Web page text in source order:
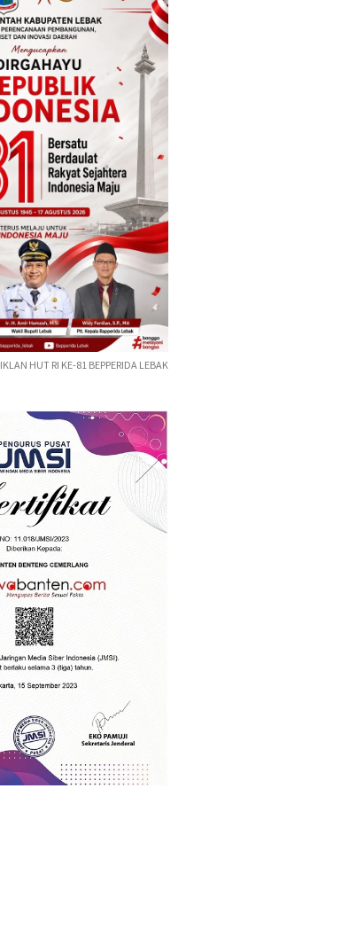
IKLAN HUT RI KE-81 BEPPERIDA LEBAK